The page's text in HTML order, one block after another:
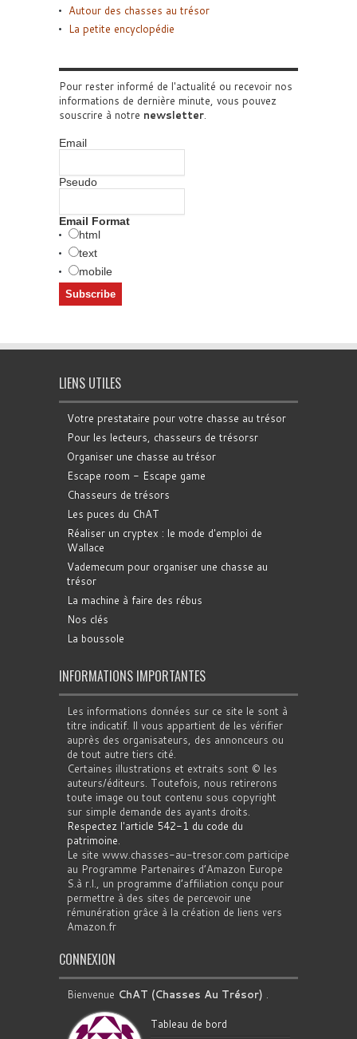
Autour des chasses au trésor
La petite encyclopédie
Pour rester informé de l'actualité ou recevoir nos
informations de dernière minute, vous pouvez
souscrire à notre newsletter.
Email
Pseudo
Email Format
html
text
mobile
LIENS UTILES
Votre prestataire pour votre chasse au trésor
Pour les lecteurs, chasseurs de trésorsr
Organiser une chasse au trésor
Escape room - Escape game
Chasseurs de trésors
Les puces du ChAT
Réaliser un cryptex : le mode d'emploi de
Wallace
Vademecum pour organiser une chasse au
trésor
La machine à faire des rébus
Nos clés
La boussole
INFORMATIONS IMPORTANTES
Les informations données sur ce site le sont à
titre indicatif. Il vous appartient de les vérifier
auprès des organisateurs, des annonceurs ou
de tout autre tiers cité.
Certaines illustrations et extraits sont © les
auteurs/éditeurs. Toutefois, nous retirerons
toute image ou tout contenu sous copyright
sur simple demande des ayants droits.
Respectez l'article 542-1 du code du
patrimoine.
Le site www.chasses-au-tresor.com participe
au Programme Partenaires d’Amazon Europe
S.à r.l., un programme d’affiliation conçu pour
permettre à des sites de percevoir une
rémunération grâce à la création de liens vers
Amazon.fr
CONNEXION
Bienvenue ChAT (Chasses Au Trésor) .
Tableau de bord